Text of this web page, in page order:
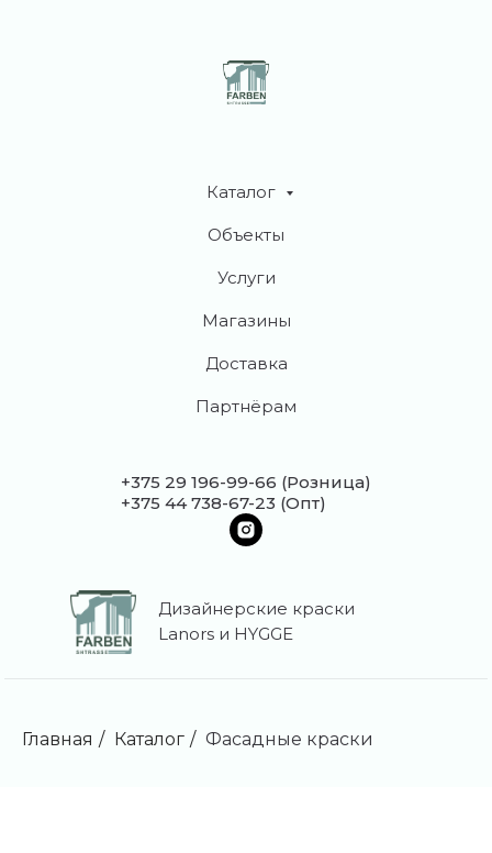
Каталог
Объекты
Услуги
Магазины
Доставка
Партнёрам
+375 29 196-99-66 (Розница)
+375 44 738-67-23 (Опт)
Дизайнерские краски
Lanors и HYGGE
Главная / Каталог / Фасадные краски